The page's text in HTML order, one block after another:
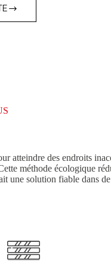
atteindre des endroits
méthode écologique
une solution fiable dans